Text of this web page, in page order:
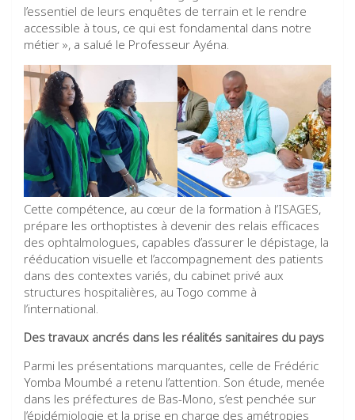
l’essentiel de leurs enquêtes de terrain et le rendre
accessible à tous, ce qui est fondamental dans notre
métier », a salué le Professeur Ayéna.
Cette compétence, au cœur de la formation à l’ISAGES,
prépare les orthoptistes à devenir des relais efficaces
des ophtalmologues, capables d’assurer le dépistage, la
rééducation visuelle et l’accompagnement des patients
dans des contextes variés, du cabinet privé aux
structures hospitalières, au Togo comme à
l’international.
Des travaux ancrés dans les réalités sanitaires du pays
Parmi les présentations marquantes, celle de Frédéric
Yomba Moumbé a retenu l’attention. Son étude, menée
dans les préfectures de Bas-Mono, s’est penchée sur
l’épidémiologie et la prise en charge des amétropies